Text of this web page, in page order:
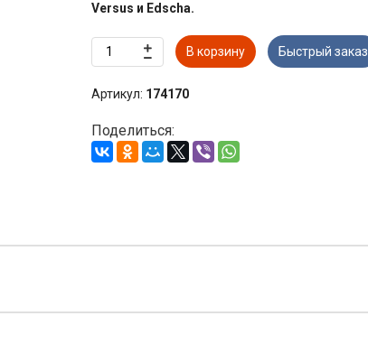
Versus и Edscha.
В корзину Быстрый заказ
Артикул: 174170
Поделиться: